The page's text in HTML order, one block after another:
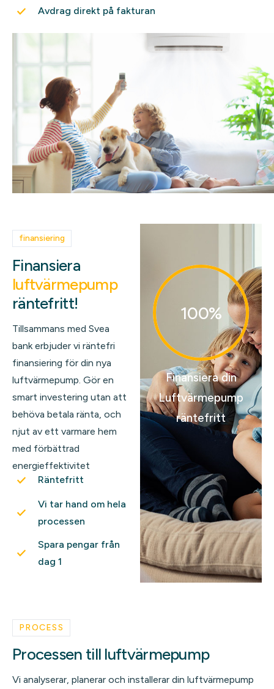
Avdrag direkt på fakturan
finansiering
Finansiera
luftvärmepump
räntefritt!
Tillsammans med Svea
bank erbjuder vi räntefri
finansiering för din nya
luftvärmepump. Gör en
smart investering utan att
behöva betala ränta, och
njut av ett varmare hem
med förbättrad
energieffektivitet
Räntefritt
Vi tar hand om hela
processen
Spara pengar från
dag 1
100%
Finansiera din
Luftvärmepump
räntefritt
PROCESS
Processen till luftvärmepump
Vi analyserar, planerar och installerar din luftvärmepump